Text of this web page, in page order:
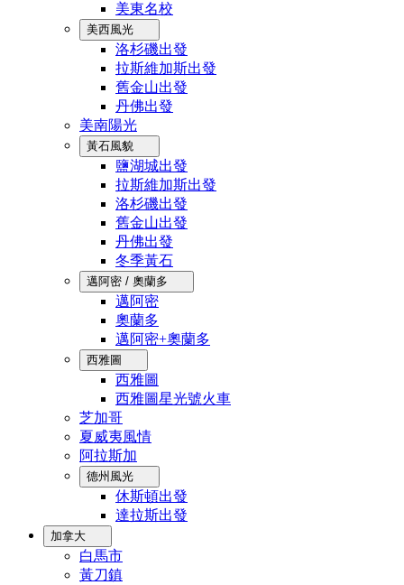
美東名校
美西風光
洛杉磯出發
拉斯維加斯出發
舊金山出發
丹佛出發
美南陽光
黃石風貌
鹽湖城出發
拉斯維加斯出發
洛杉磯出發
舊金山出發
丹佛出發
冬季黃石
邁阿密 / 奧蘭多
邁阿密
奧蘭多
邁阿密+奧蘭多
西雅圖
西雅圖
西雅圖星光號火車
芝加哥
夏威夷風情
阿拉斯加
德州風光
休斯頓出發
達拉斯出發
加拿大
白馬市
黃刀鎮